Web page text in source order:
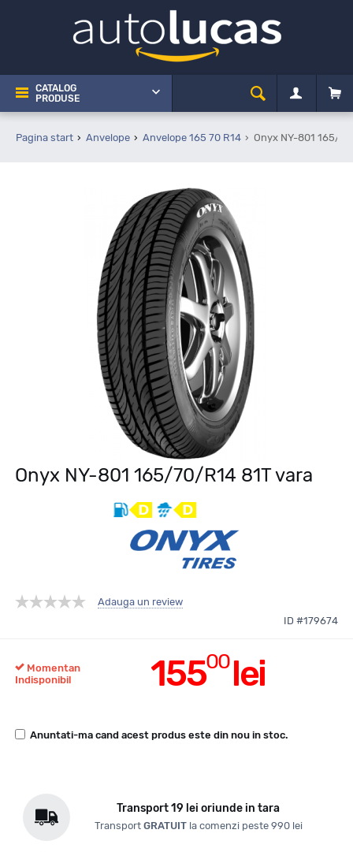
CATALOG
PRODUSE
Pagina start Anvelope Anvelope 165 70 R14 Onyx NY-801 165/
Onyx NY-801 165/70/R14 81T vara
Adauga un review
ID #179674
15500lei
Momentan
Indisponibil
Anuntati-ma cand acest produs este din nou in stoc.
Transport 19 lei oriunde in tara
Transport GRATUITla comenzi peste 990 lei